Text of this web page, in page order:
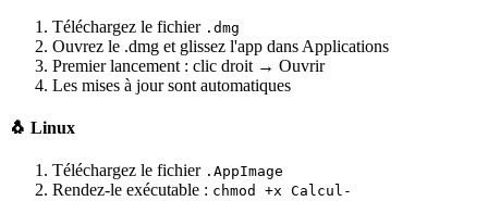
Téléchargez le fichier .dmg
Ouvrez le .dmg et glissez l'app dans Applications
Premier lancement : clic droit → Ouvrir
Les mises à jour sont automatiques
🐧 Linux
Téléchargez le fichier .AppImage
Rendez-le exécutable : chmod +x Calcul-